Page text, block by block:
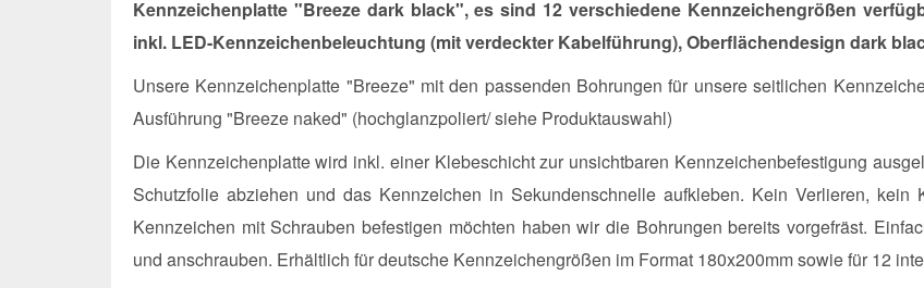
Kennzeichenplatte "Breeze dark black",es sind 12 verschiedene Kennzeichengrößen
inkl. LED-Kennzeichenbeleuchtung (mit verdeckter Kabelführung), Oberflächendesign dark
Unsere Kennzeichenplatte "Breeze" mit den passenden Bohrungen für unsere seitlichen
Ausführung "Breeze naked" (hochglanzpoliert/ siehe Produktauswahl)
Die Kennzeichenplatte wird inkl. einer Klebeschicht zur unsichtbaren Kennzeichenbefestigung
Schutzfolie abziehen und das Kennzeichen in Sekundenschnelle aufkleben. Kein Verlieren,
Kennzeichen mit Schrauben befestigen möchten haben wir die Bohrungen bereits vorgefräst.
und anschrauben. Erhältlich für deutsche Kennzeichengrößen im Format 180x200mm sowie für 12